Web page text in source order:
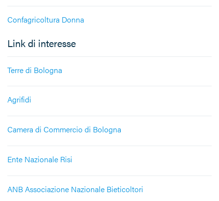
Confagricoltura Donna
Link di interesse
Terre di Bologna
Agrifidi
Camera di Commercio di Bologna
Ente Nazionale Risi
ANB Associazione Nazionale Bieticoltori